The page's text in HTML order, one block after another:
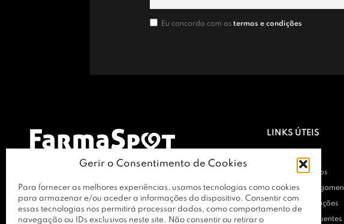
Gerir o Consentimento de Cookies
Para fornecer as melhores experiências, usamos tecnologias como cookies
para armazenar e/ou aceder a informações do dispositivo. Consentir com
essas tecnologias nos permitirá processar dados, como comportamento de
navegação ou IDs exclusivos neste site. Não consentir ou retirar o
Eu concordo com os termos e condições
LINKS ÚTEIS
Contactos
Entregas e Envios
Métodos de
Trocas e Devoluções
Perguntas Frequentes